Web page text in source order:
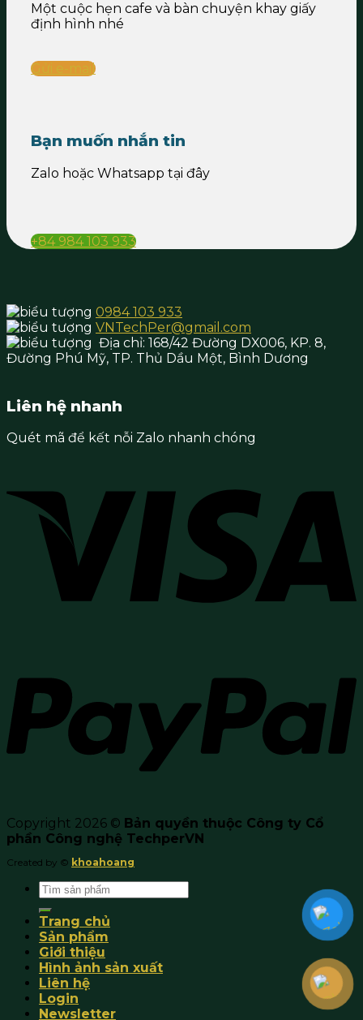
Một cuộc hẹn cafe và bàn chuyện khay giấy
định hình nhé
Gửi e-mail
Bạn muốn nhắn tin
Zalo hoặc Whatsapp tại đây
+84 984 103 933
0984 103 933
VNTechPer@gmail.com
Địa chỉ: 168/42 Đường DX006, KP. 8,
Đường Phú Mỹ, TP. Thủ Dầu Một, Bình Dương
Liên hệ nhanh
Quét mã để kết nỗi Zalo nhanh chóng
Copyright 2026 © Bản quyền thuộc Công ty Cổ
phần Công nghệ TechperVN
Created by © khoahoang
Search
Trang chủ
Sản phẩm
Giới thiệu
Hình ảnh sản xuất
Liên hệ
Login
Newsletter